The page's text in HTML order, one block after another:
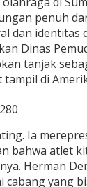
F
G
5
penuh
dan identitas
Dinas
tanjak
di
Ia
bahwa atlet
Herman
cabang yang